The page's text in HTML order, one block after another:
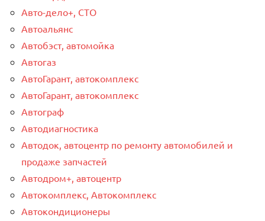
Авто-дело+, СТО
Автоальянс
Автобэст, автомойка
Автогаз
АвтоГарант, автокомплекс
АвтоГарант, автокомплекс
Автограф
Автодиагностика
Автодок, автоцентр по ремонту автомобилей и
продаже запчастей
Автодром+, автоцентр
Автокомплекс, Автокомплекс
Автокондиционеры